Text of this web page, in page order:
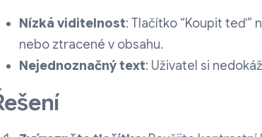
Nízká viditelnost: Tlačítko “Koupit teď”
nebo ztracené v obsahu.
Nejednoznačný text: Uživatel si